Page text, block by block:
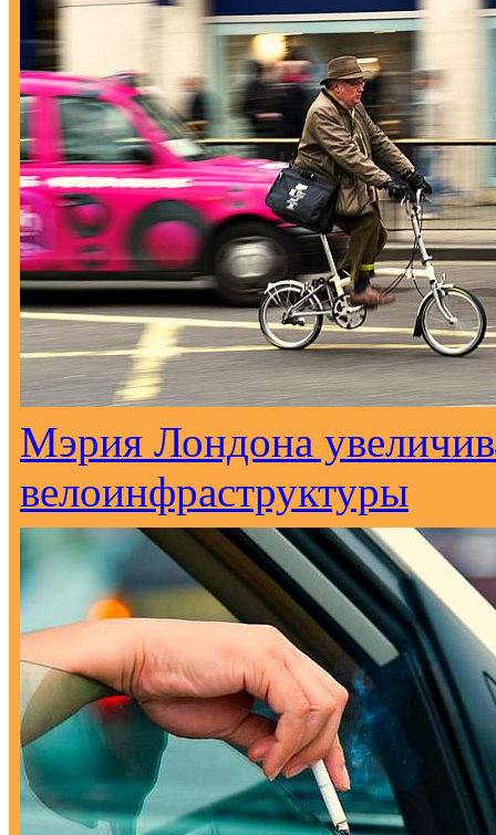
Мэрия Лондона
велоинфраструктуры